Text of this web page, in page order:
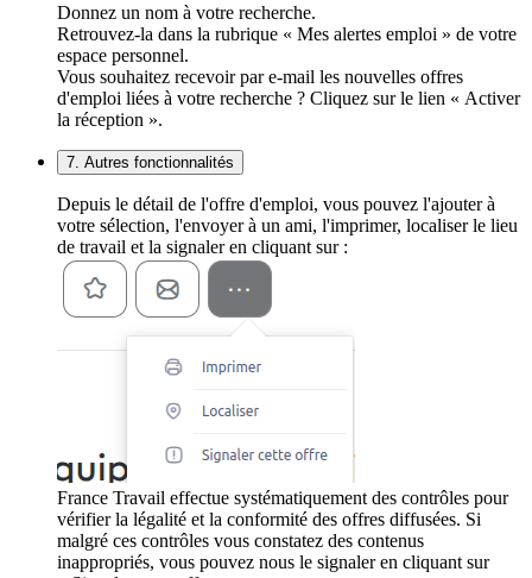
Donnez un nom à votre recherche.
Retrouvez-la dans la rubrique « Mes alertes emploi » de votre
espace personnel.
Vous souhaitez recevoir par e-mail les nouvelles offres
d'emploi liées à votre recherche ? Cliquez sur le lien « Activer
la réception ».
7. Autres fonctionnalités
Depuis le détail de l'offre d'emploi, vous pouvez l'ajouter à
votre sélection, l'envoyer à un ami, l'imprimer, localiser le lieu
de travail et la signaler en cliquant sur :
France Travail effectue systématiquement des contrôles pour
vérifier la légalité et la conformité des offres diffusées. Si
malgré ces contrôles vous constatez des contenus
inappropriés, vous pouvez nous le signaler en cliquant sur